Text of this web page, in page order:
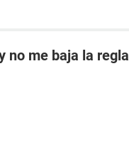
no me baja la regla